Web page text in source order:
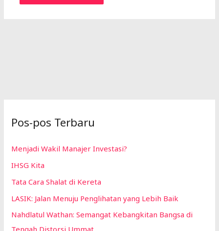
Pos-pos Terbaru
Menjadi Wakil Manajer Investasi?
IHSG Kita
Tata Cara Shalat di Kereta
LASIK: Jalan Menuju Penglihatan yang Lebih Baik
Nahdlatul Wathan: Semangat Kebangkitan Bangsa di